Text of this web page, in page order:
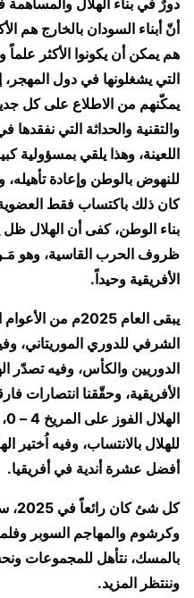
أنّ أبناء السودان بالخارج هم
هم يمكن أن يكونوا الأكثر علماً
التي يشغلونها في دول
يمكّنهم من الاطلاع على كل
والتقنية والحداثة التي
اللعينة، وهذا يلقي بمسؤولية
للنهوض بالوطن وإعادة
كان ذلك باكتساب فقط
بناء الوطن، كفى أن الهلال
ظروف الحرب القاسية، وهو
الأفريقية وحيداً.
يبقى العام 2025م
الشرفي للدوري الموريتاني،
الدوريين والكأس، وفيه تصدّر
للهلال بالانتساب، وفيه
أفضل عشرة أندية في أفريقيا.
كل
وكرشوم والمهاجم السوبر
بالمسك، نتأهل للمجموعات
وننتظر المزيد.